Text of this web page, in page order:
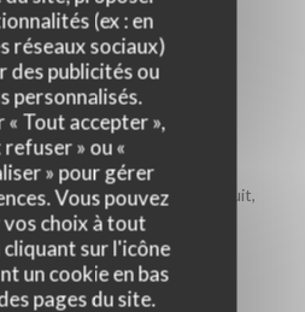
(ex : en
réseaux sociaux)
des publicités ou
personnalisés.
« Tout accepter »,
refuser » ou «
» pour gérer
Vous pouvez
choix à tout
sur l'icône
un cookie en bas
pages du site.
réduite, Accès wifi gratuit,
bar détente, Ecran /
acceptés, Espace
à Vin, Repas d'affaire,